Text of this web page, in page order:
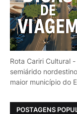
Rota Cariri Cultural
semiárido
maior município do
POSTAGENS